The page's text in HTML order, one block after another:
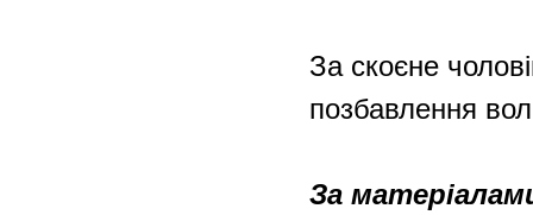
За скоєне
позбавлення
За